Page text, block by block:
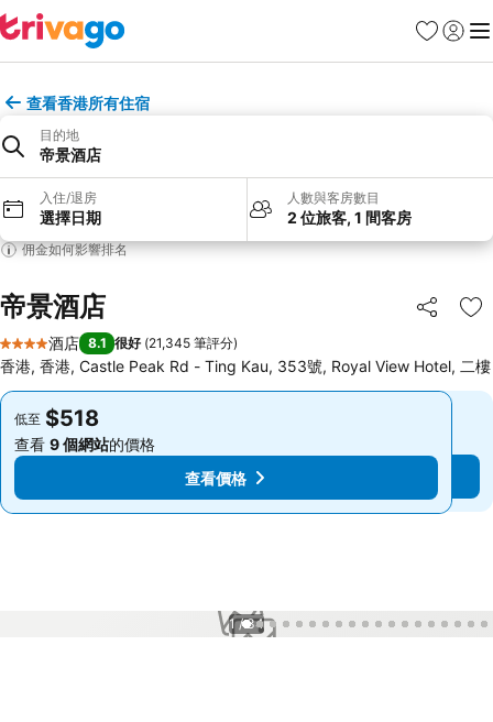
收藏夾
登入 選
查看香港所有住宿
目的地
帝景酒店
入住/退房
選擇日期
人數與客房數目
2 位旅客, 1 間客房
佣金如何影響排名
帝景酒店 分享
放
4 星級
酒店 8.1 很好 (21,345 筆評分)
香港, 香港, Castle Peak Rd - Ting Kau, 353號, Royal View Hotel, 二樓
低至 $518
查看 9 個網站的價格
查看價格
低至 $518
查看 9 個網站的價格
查看價格
1 / 34